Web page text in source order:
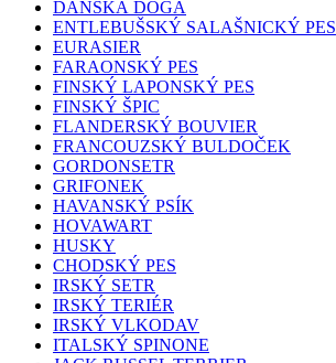
DÁNSKÁ DOGA
ENTLEBUŠSKÝ SALAŠNICKÝ PES
EURASIER
FARAONSKÝ PES
FINSKÝ LAPONSKÝ PES
FINSKÝ ŠPIC
FLANDERSKÝ BOUVIER
FRANCOUZSKÝ BULDOČEK
GORDONSETR
GRIFONEK
HAVANSKÝ PSÍK
HOVAWART
HUSKY
CHODSKÝ PES
IRSKÝ SETR
IRSKÝ TERIÉR
IRSKÝ VLKODAV
ITALSKÝ SPINONE